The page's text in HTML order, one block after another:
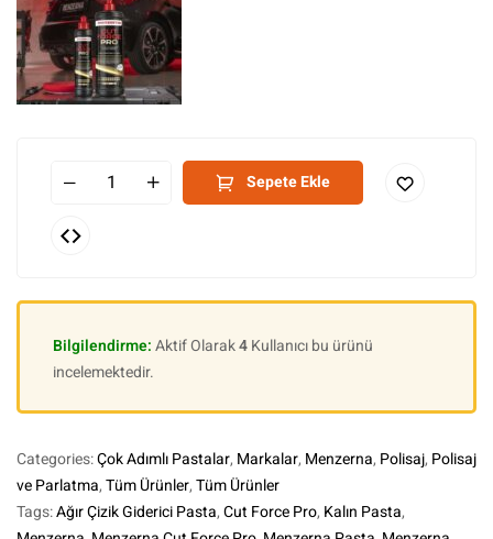
Sepete Ekle
Bilgilendirme:Aktif Olarak4Kullanıcı bu ürünü
incelemektedir.
Categories:Çok Adımlı Pastalar, Markalar, Menzerna, Polisaj, Polisaj
ve Parlatma,Tüm Ürünler,Tüm Ürünler
Tags:Ağır Çizik Giderici Pasta,Cut Force Pro, Kalın Pasta,